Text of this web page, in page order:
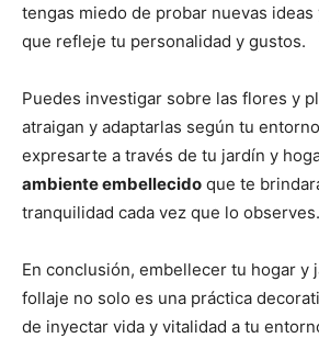
tengas miedo de probar nuevas
que refleje tu personalidad y gustos.
Puedes investigar sobre las flores y
atraigan y adaptarlas según tu
expresarte a través de tu jardín y
ambiente embellecido que te
tranquilidad cada vez que lo observes.
En conclusión, embellecer tu hogar y
follaje no solo es una práctica
de inyectar vida y vitalidad a tu